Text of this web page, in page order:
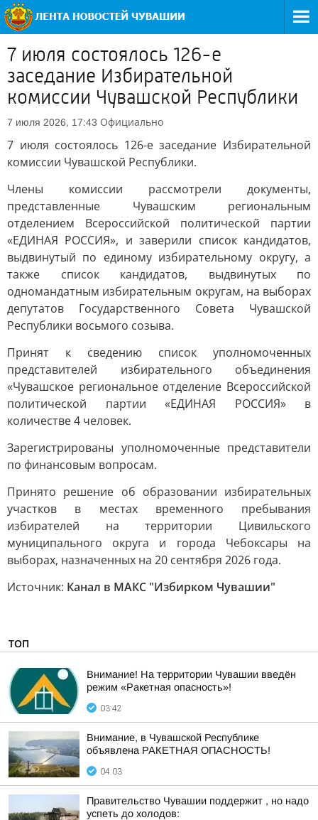
7 июля состоялось 126-е
заседание Избирательной
комиссии Чувашской Республики
7 июля 2026, 17:43 Официально
7 июля состоялось 126-е заседание Избирательной
комиссии Чувашской Республики.
Члены комиссии рассмотрели документы,
представленные Чувашским региональным
отделением Всероссийской политической партии
«ЕДИНАЯ РОССИЯ», и заверили список кандидатов,
выдвинутый по единому избирательному округу, а
также список кандидатов, выдвинутых по
одномандатным избирательным округам, на выборах
депутатов Государственного Совета Чувашской
Республики восьмого созыва.
Принят к сведению список уполномоченных
представителей избирательного объединения
«Чувашское региональное отделение Всероссийской
политической партии «ЕДИНАЯ РОССИЯ» в
количестве 4 человек.
Зарегистрированы уполномоченные представители
по финансовым вопросам.
Принято решение об образовании избирательных
участков в местах временного пребывания
избирателей на территории Цивильского
муниципального округа и города Чебоксары на
выборах, назначенных на 20 сентября 2026 года.
Источник: Канал в МАКС "Избирком Чувашии"
ТОП
Внимание! На территории Чувашии введён
режим «Ракетная опасность»!
03:42
Внимание, в Чувашской Республике
объявлена РАКЕТНАЯ ОПАСНОСТЬ!
04:03
Правительство Чувашии поддержит , но надо
успеть до холодов: